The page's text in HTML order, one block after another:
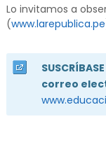
Lo invitamos a
(www.larepublica.pe
correo